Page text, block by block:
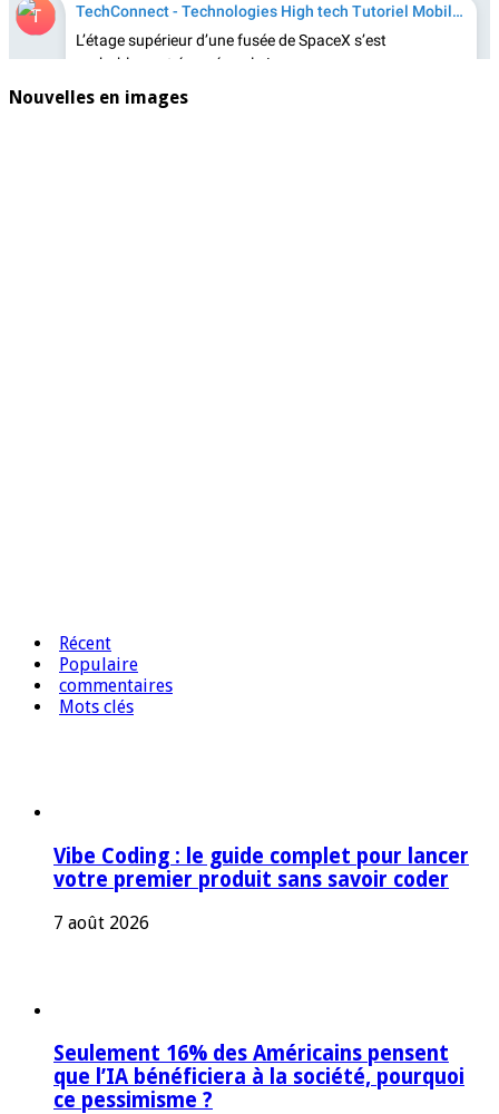
Nouvelles en images
Récent
Populaire
commentaires
Mots clés
Vibe Coding : le guide complet pour lancer
votre premier produit sans savoir coder
7 août 2026
Seulement 16% des Américains pensent
que l’IA bénéficiera à la société, pourquoi
ce pessimisme ?